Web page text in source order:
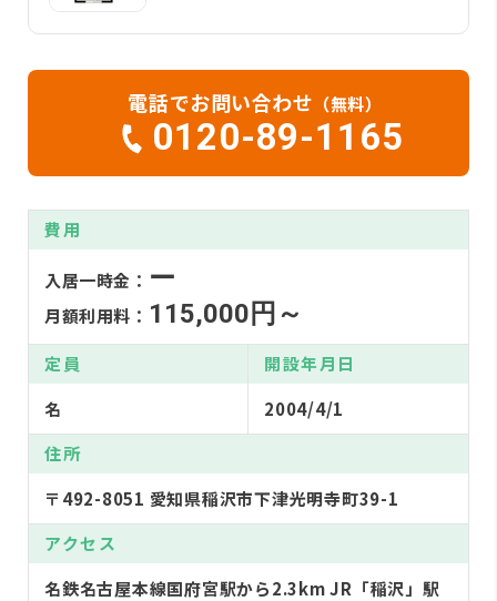
電話でお問い合わせ （無料）
0120-89-1165
費用
入居一時金： ー
月額利用料： 115,000円～
定員
名
開設年月日
2004/4/1
住所
〒492-8051 愛知県稲沢市下津光明寺町39-1
アクセス
名鉄名古屋本線国府宮駅から2.3km JR「稲沢」駅